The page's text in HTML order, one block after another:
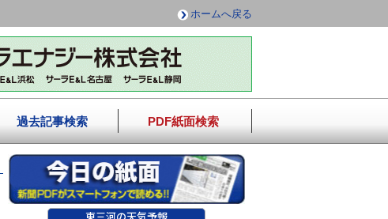
ホームへ戻る
過去記事検索 PDF紙面検索